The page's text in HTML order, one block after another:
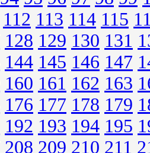
112 113 114 115
128 129 130 131
144 145 146 147
160 161 162 163
176 177 178 179
192 193 194 195
208 209 210 211